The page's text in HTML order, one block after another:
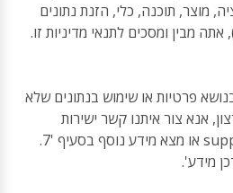
מוצר, תוכנה, כלי, הזנת נתונים
מבין ומסכים לתנאי מדיניות זו.
פרטיות או שימוש בנתונים שלא
אנא צור איתנו קשר ישירות
או מצא מידע נוסף בסעיף '7.
מידע'.